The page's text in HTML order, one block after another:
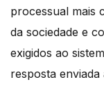
processual mais
da sociedade e
exigidos ao
resposta enviada